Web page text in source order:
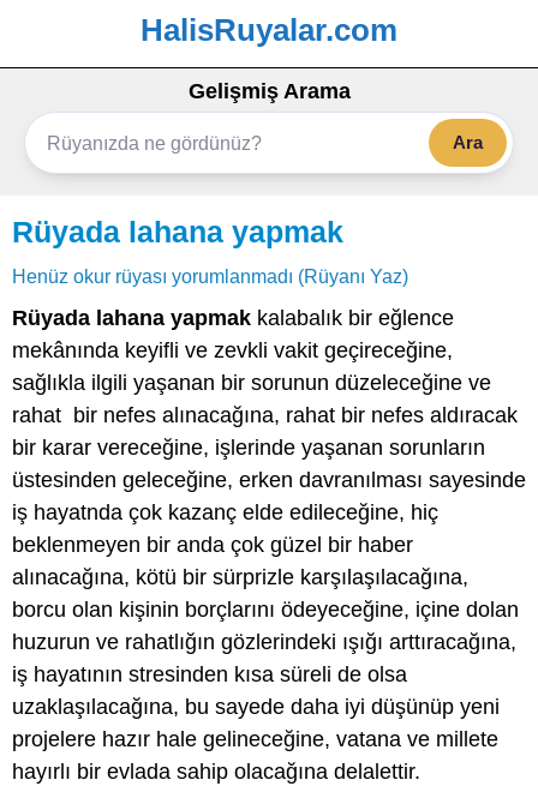
HalisRuyalar.com
Gelişmiş Arama
Ara
Rüyada lahana yapmak
Henüz okur rüyası yorumlanmadı (Rüyanı Yaz)
Rüyada lahana yapmak kalabalık bir eğlence
mekânında keyifli ve zevkli vakit geçireceğine,
sağlıkla ilgili yaşanan bir sorunun düzeleceğine ve
rahat bir nefes alınacağına, rahat bir nefes aldıracak
bir karar vereceğine, işlerinde yaşanan sorunların
üstesinden geleceğine, erken davranılması sayesinde
iş hayatnda çok kazanç elde edileceğine, hiç
beklenmeyen bir anda çok güzel bir haber
alınacağına, kötü bir sürprizle karşılaşılacağına,
borcu olan kişinin borçlarını ödeyeceğine, içine dolan
huzurun ve rahatlığın gözlerindeki ışığı arttıracağına,
iş hayatının stresinden kısa süreli de olsa
uzaklaşılacağına, bu sayede daha iyi düşünüp yeni
projelere hazır hale gelineceğine, vatana ve millete
hayırlı bir evlada sahip olacağına delalettir.